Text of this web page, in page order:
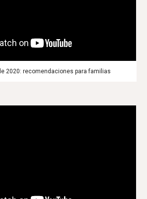
2020: recomendaciones para familias